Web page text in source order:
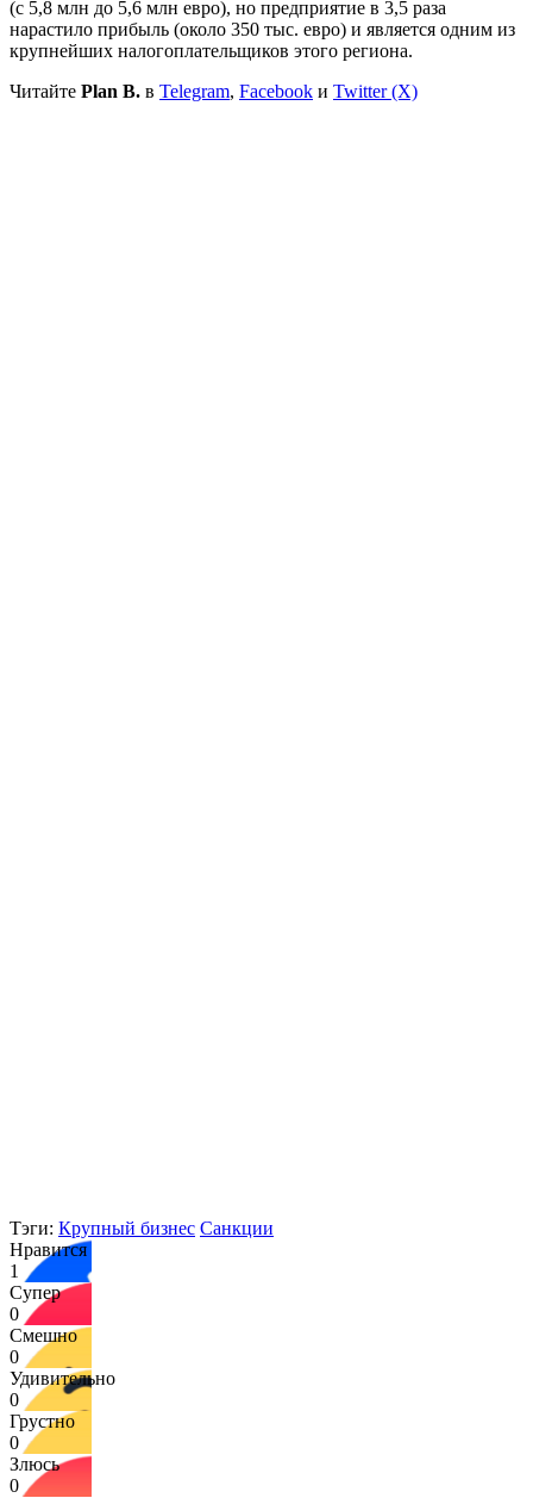
(с 5,8 млн до 5,6 млн евро), но предприятие в 3,5 раза
нарастило прибыль (около 350 тыс. евро) и является одним из
крупнейших налогоплательщиков этого региона.
Читайте Plan B. в Telegram, Facebook и Twitter (X)
Тэги: Крупный бизнес Санкции
Нравится
1
Супер
0
Смешно
0
Удивительно
0
Грустно
0
Злюсь
0